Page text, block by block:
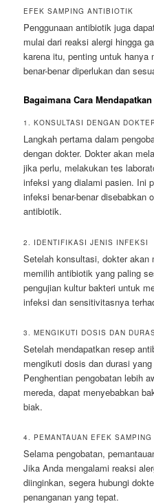
EFEK SAMPING ANTIBIOTIK
Penggunaan antibiotik juga
mulai dari reaksi alergi hingga
karena itu, penting untuk hanya
benar-benar diperlukan dan
Bagaimana Cara
1. KONSULTASI DENGAN
Langkah pertama dalam
dengan dokter. Dokter akan
jika perlu, melakukan tes
infeksi yang dialami pasien. Ini
infeksi benar-benar disebabkan
antibiotik.
2. IDENTIFIKASI JENIS INFEKSI
Setelah konsultasi, dokter
memilih antibiotik yang paling
pengujian kultur bakteri untuk
infeksi dan sensitivitasnya
3. MENGIKUTI DOSIS DAN
Setelah mendapatkan resep
mengikuti dosis dan durasi
Penghentian pengobatan lebih
mereda, dapat menyebabkan
biak.
4. PEMANTAUAN EFEK SAMPING
Selama pengobatan,
Jika Anda mengalami reaksi
diinginkan, segera hubungi
penanganan yang tepat.